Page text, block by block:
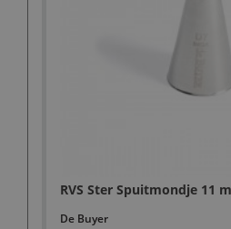
RVS Ster Spuitmondje 11
De Buyer